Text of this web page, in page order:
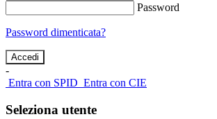
Password
Password dimenticata?
-
Entra con SPID Entra con CIE
Seleziona utente